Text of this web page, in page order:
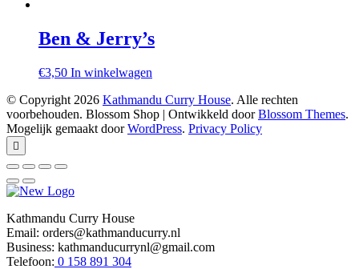
Ben & Jerry’s
€3,50 In winkelwagen
© Copyright 2026 Kathmandu Curry House. Alle rechten
voorbehouden. Blossom Shop | Ontwikkeld doorBlossom Themes.
Mogelijk gemaakt doorWordPress. Privacy Policy
Kathmandu Curry House
Email: orders@kathmanducurry.nl
Business: kathmanducurrynl@gmail.com
Telefoon: 0 158 891 304